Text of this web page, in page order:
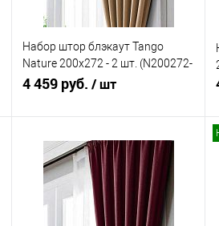
Набор штор блэкаут Tango
Nature 200x272 - 2 шт. (N200272-
03)
4 459 руб. / шт
В корзину
Купить в 1 клик
Сравнение
В избранное
В наличии